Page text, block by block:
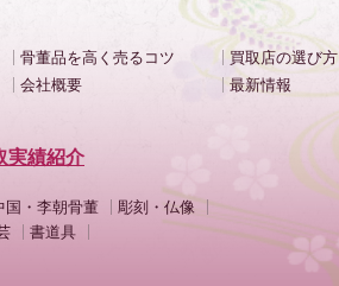
骨董品を高く売るコツ 買取店の選び方
会社概要 最新情報
実績紹介
国・李朝骨董
彫刻・仏像
書道具